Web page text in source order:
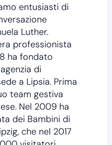
entusiasti di
Luther.
professionista
ha fondato
di
a Lipsia. Prima
team gestiva
Nel 2009 ha
dei Bambini di
che nel 2017